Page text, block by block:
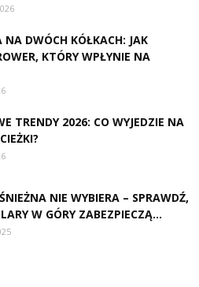
NA DWÓCH KÓŁKACH: JAK
KTÓRY WPŁYNIE NA
TRENDY 2026: CO WYJEDZIE NA
NIE WYBIERA – SPRAWDŹ,
W GÓRY ZABEZPIECZĄ...